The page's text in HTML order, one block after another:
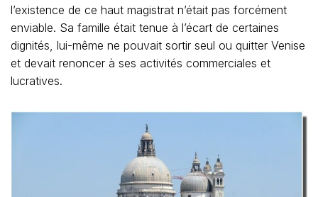
l’existence de ce haut magistrat n’était pas forcément
enviable. Sa famille était tenue à l’écart de certaines
dignités, lui-même ne pouvait sortir seul ou quitter Venise
et devait renoncer à ses activités commerciales et
lucratives.